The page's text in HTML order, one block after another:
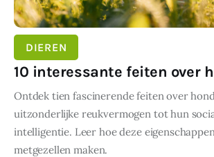
DIEREN
10 interessante feiten over
Ontdek tien fascinerende feiten over
uitzonderlijke reukvermogen tot hun
intelligentie. Leer hoe deze
metgezellen maken.